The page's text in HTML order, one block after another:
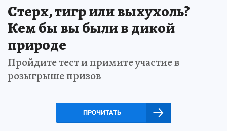
Стерх, тигр или выхухоль?
Кем бы вы были в дикой
природе
Пройдите тест и примите участие в
розыгрыше призов
ПРОЧИТАТЬ